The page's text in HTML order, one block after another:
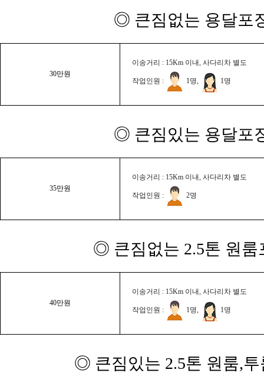
◎ 큰짐없는 용달포
30만원
이송거리 : 15Km 이내, 사다리차 별도
작업인원 : 1명, 1명
◎ 큰짐있는 용달포
35만원
이송거리 : 15Km 이내, 사다리차 별도
작업인원 : 2명
◎ 큰짐없는 2.5톤 원룸
40만원
이송거리 : 15Km 이내, 사다리차 별도
작업인원 : 1명, 1명
◎ 큰짐있는 2.5톤 원룸,